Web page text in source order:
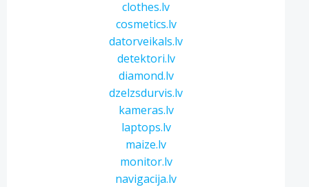
clothes.lv
cosmetics.lv
datorveikals.lv
detektori.lv
diamond.lv
dzelzsdurvis.lv
kameras.lv
laptops.lv
maize.lv
monitor.lv
navigacija.lv